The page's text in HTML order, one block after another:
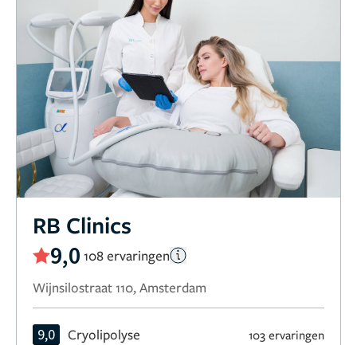
RB Clinics
9,0 108 ervaringen
Wijnsilostraat 110, Amsterdam
9,0 Cryolipolyse 103 ervaringen